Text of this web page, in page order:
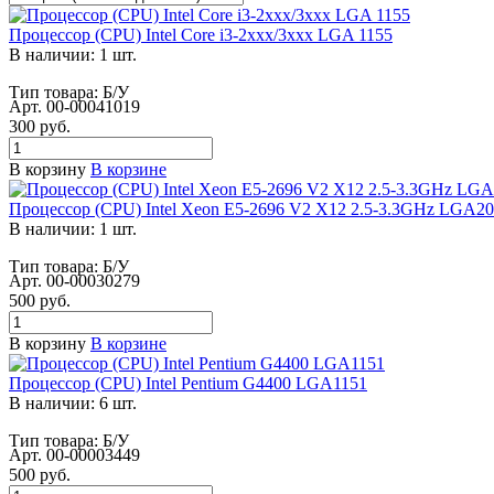
Процессор (CPU) Intel Core i3-2xxx/3xxx LGA 1155
В наличии: 1 шт.
Тип товара: Б/У
Арт. 00-00041019
300 руб.
В корзину В корзине
Процессор (CPU) Intel Xeon E5-2696 V2 Х12 2.5-3.3GHz
В наличии: 1 шт.
Тип товара: Б/У
Арт. 00-00030279
500 руб.
В корзину В корзине
Процессор (CPU) Intel Pentium G4400 LGA1151
В наличии: 6 шт.
Тип товара: Б/У
Арт. 00-00003449
500 руб.